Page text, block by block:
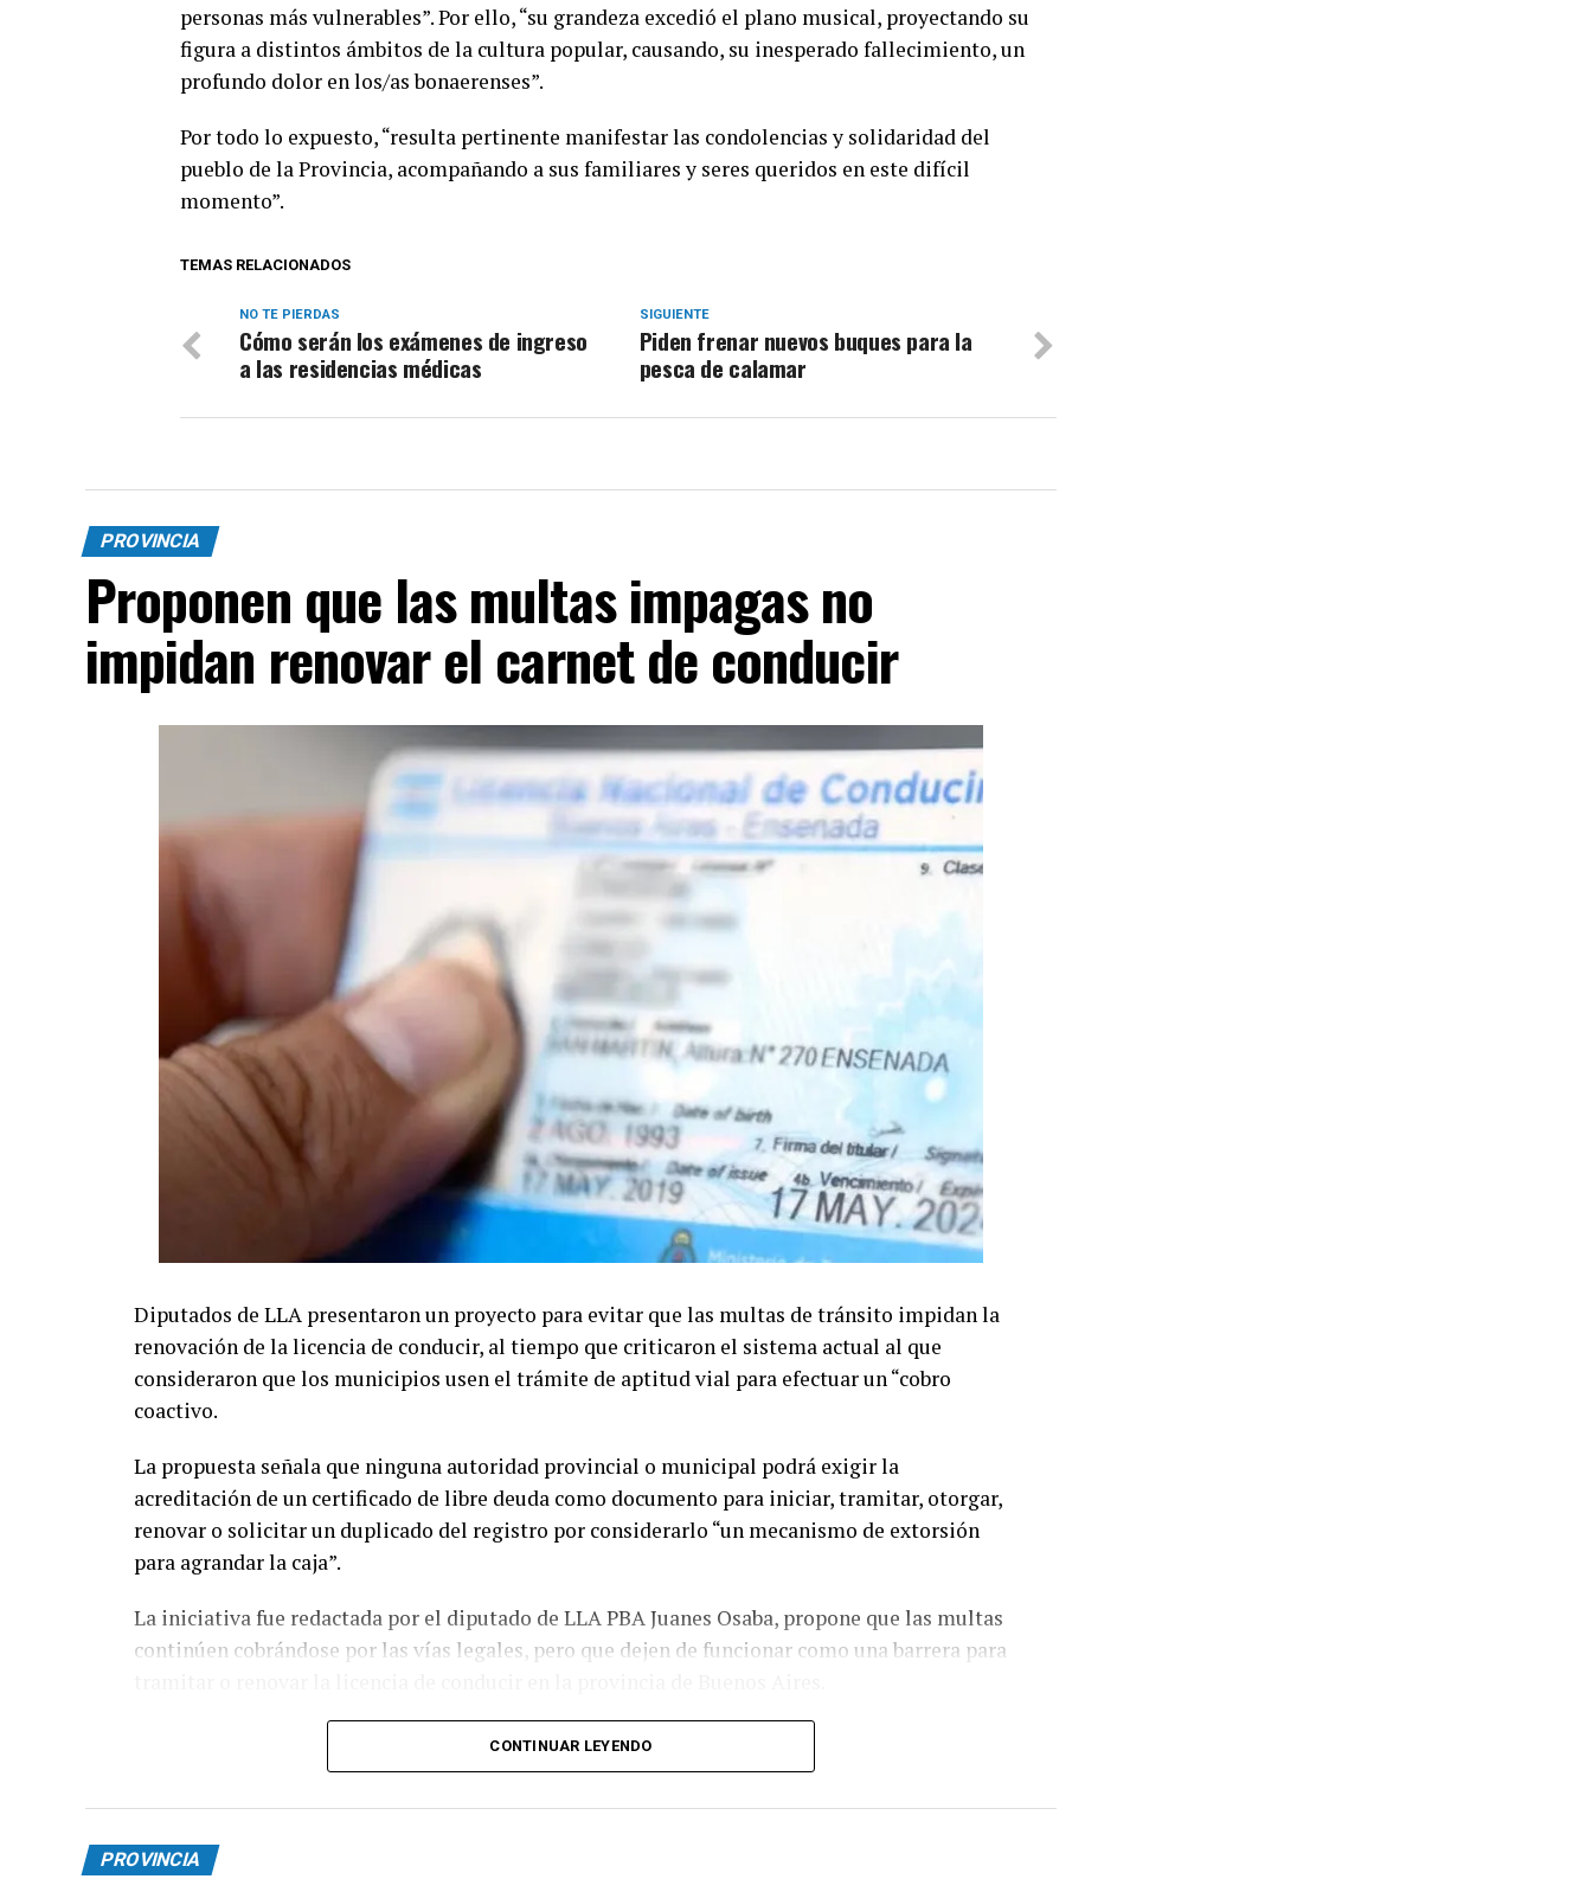
personas más vulnerables”. Por ello, “su grandeza excedió el plano musical, proyectando su
figura a distintos ámbitos de la cultura popular, causando, su inesperado fallecimiento, un
profundo dolor en los/as bonaerenses”.
Por todo lo expuesto, “resulta pertinente manifestar las condolencias y solidaridad del
pueblo de la Provincia, acompañando a sus familiares y seres queridos en este difícil
momento”.
TEMAS RELACIONADOS
SIGUIENTE
Piden frenar nuevos buques para la
pesca de calamar
NO TE PIERDAS
Cómo serán los exámenes de ingreso
a las residencias médicas
PROVINCIA
Proponen que las multas impagas no
impidan renovar el carnet de conducir
Diputados de LLA presentaron un proyecto para evitar que las multas de tránsito impidan la
renovación de la licencia de conducir, al tiempo que criticaron el sistema actual al que
consideraron que los municipios usen el trámite de aptitud vial para efectuar un “cobro
coactivo.
La propuesta señala que ninguna autoridad provincial o municipal podrá exigir la
acreditación de un certificado de libre deuda como documento para iniciar, tramitar, otorgar,
renovar o solicitar un duplicado del registro por considerarlo “un mecanismo de extorsión
para agrandar la caja”.
La iniciativa fue redactada por el diputado de LLA PBA Juanes Osaba, propone que las multas
continúen cobrándose por las vías legales, pero que dejen de funcionar como una barrera para
“El registro de conducir es para manejar, no para recaudar. Si una multa corresponde, que el
Estado la cobre por las vías legales, pero no impidiendo que un vecino pueda renovar su
licencia como mecanismo de extorsión para agrandar la caja”, dijo Osaba.
El proyecto de ley modifica el artículo 8.º de la Ley Provincial de Tránsito N.º 13.927 y así
CONTINUAR LEYENDO
PROVINCIA